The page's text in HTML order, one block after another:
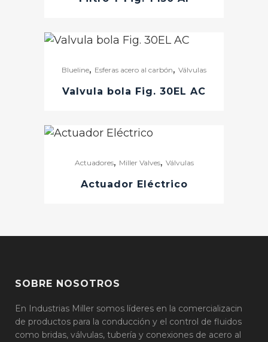
Blueline, Esferas acero al carbón, Válvulas
Valvula bola Fig. 30EL AC
Actuadores, Miller Valves, Válvulas
Actuador Eléctrico
SOBRE NOSOTROS
En Industrias Miller somos líderes en la comercializacin
de productos para la conducción y el control de fluidos
como bridas, válvulas, tubería y conexiones de acero al